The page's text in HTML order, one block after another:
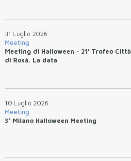
31 Luglio 2026
Meeting
Meeting di Halloween - 21° Trofeo Città
di Rosà. La data
10 Luglio 2026
Meeting
3° Milano Halloween Meeting